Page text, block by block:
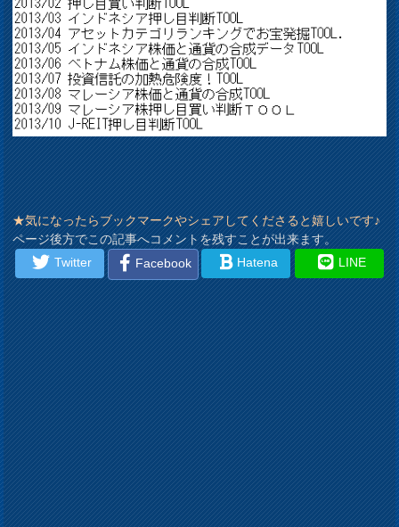
★気になったらブックマークやシェアしてくださると嬉しいです♪
ページ後方でこの記事へコメントを残すことが出来ます。
Twitter
Facebook Hatena LINE